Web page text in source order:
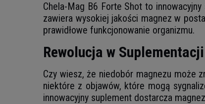
Chela-Mag B6 Forte Shot to
zawiera wysokiej jakości magnez w
prawidłowe funkcjonowanie organizmu.
Rewolucja w
Czy wiesz, że niedobór magnezu może
niektóre z objawów, które mogą
innowacyjny suplement dostarcza